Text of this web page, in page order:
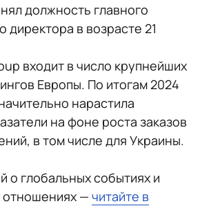
должность главного
директора в возрасте 21
входит в число крупнейших
Европы. По итогам 2024
нарастила
на фоне роста заказов
в том числе для Украины.
о глобальных событиях и
— читайте в